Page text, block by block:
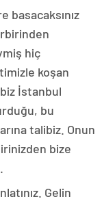
basacaksınız
hiç
koşan
İstanbul
bu
talibiz. Onun
bize
Gelin